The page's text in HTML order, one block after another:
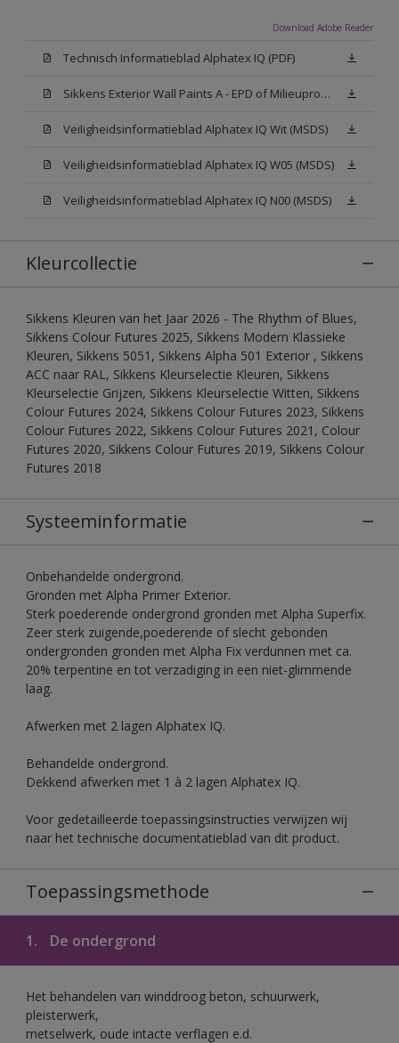
Download Adobe Reader
Technisch Informatieblad Alphatex IQ (PDF)
Sikkens Exterior Wall Paints A - EPD of Milieuproductverklaring
Veiligheidsinformatieblad Alphatex IQ Wit (MSDS)
Veiligheidsinformatieblad Alphatex IQ W05 (MSDS)
Veiligheidsinformatieblad Alphatex IQ N00 (MSDS)
Kleurcollectie
Sikkens Kleuren van het Jaar 2026 - The Rhythm of Blues,
Sikkens Colour Futures 2025, Sikkens Modern Klassieke
Kleuren, Sikkens 5051, Sikkens Alpha 501 Exterior , Sikkens
ACC naar RAL, Sikkens Kleurselectie Kleuren, Sikkens
Kleurselectie Grijzen, Sikkens Kleurselectie Witten, Sikkens
Colour Futures 2024, Sikkens Colour Futures 2023, Sikkens
Colour Futures 2022, Sikkens Colour Futures 2021, Colour
Futures 2020, Sikkens Colour Futures 2019, Sikkens Colour
Futures 2018
Systeeminformatie
Onbehandelde ondergrond.
Gronden met Alpha Primer Exterior.
Sterk poederende ondergrond gronden met Alpha Superfix.
Zeer sterk zuigende,poederende of slecht gebonden
ondergronden gronden met Alpha Fix verdunnen met ca.
20% terpentine en tot verzadiging in een niet-glimmende
laag.
Afwerken met 2 lagen Alphatex IQ.
Behandelde ondergrond.
Dekkend afwerken met 1 à 2 lagen Alphatex IQ.
Voor gedetailleerde toepassingsinstructies verwijzen wij
naar het technische documentatieblad van dit product.
Toepassingsmethode
1. De ondergrond
Het behandelen van winddroog beton, schuurwerk,
pleisterwerk,
metselwerk, oude intacte verflagen e.d.